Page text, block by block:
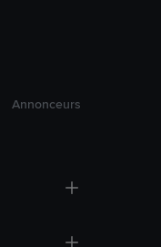
Annonceurs